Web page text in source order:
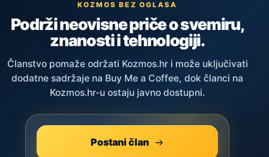
KOZMOS BEZ OGLASA
Podrži neovisne priče o svemiru,
znanosti i tehnologiji.
Članstvo pomaže održati Kozmos.hr i može uključivati
dodatne sadržaje na Buy Me a Coffee, dok članci na
Kozmos.hr-u ostaju javno dostupni.
Postani član